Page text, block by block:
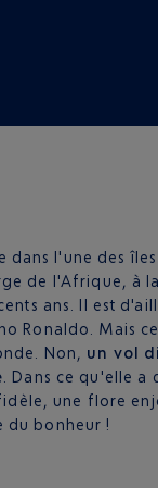
dans l'une des
de l'Afrique, à
ans. Il est
Ronaldo. Mais
Non, un vol
. Dans ce qu'elle
une flore
du bonheur !